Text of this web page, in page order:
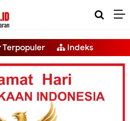
Terpopuler Indeks